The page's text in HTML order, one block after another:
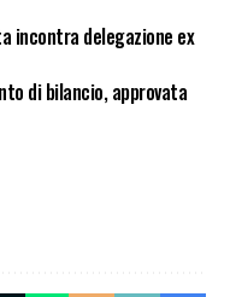
incontra delegazione ex
di bilancio, approvata